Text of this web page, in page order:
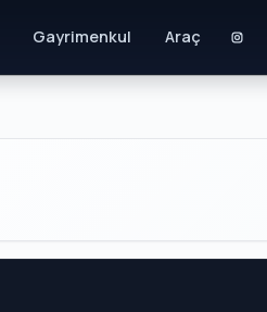
Gayrimenkul Araç